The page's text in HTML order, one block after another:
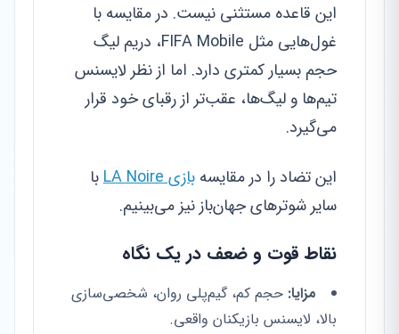
این قاعده مستثنی نیست. در مقایسه با
غول‌هایی مثل FIFA Mobile، دریم لیگ
حجم بسیار کمتری دارد. اما از نظر لایسنس
تیم‌ها و لیگ‌ها، عقب‌تر از رقبای خود قرار
می‌گیرد.
این تضاد را در مقایسه بازی LA Noire
با
سایر شوترهای جهان‌باز نیز می‌بینیم.
نقاط قوت و ضعف در یک نگاه
مزایا: حجم کم، گیم‌پلی روان، شخصی‌سازی
بالا، لایسنس بازیکنان واقعی.